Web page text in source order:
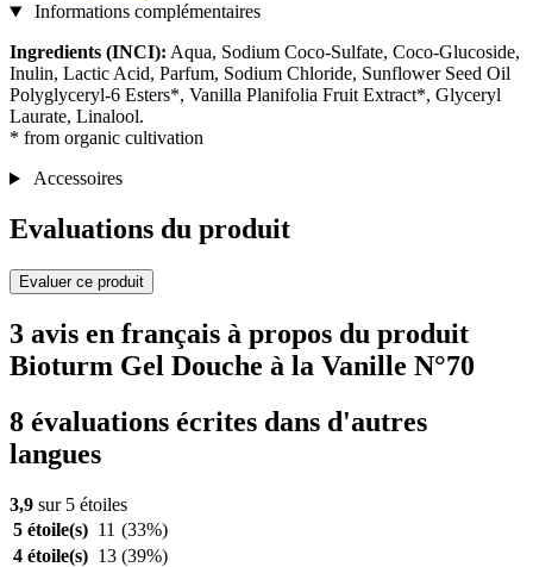
Informations complémentaires
Ingredients (INCI): Aqua, Sodium Coco-Sulfate, Coco-Glucoside,
Inulin, Lactic Acid, Parfum, Sodium Chloride, Sunflower Seed Oil
Polyglyceryl-6 Esters*, Vanilla Planifolia Fruit Extract*, Glyceryl
Laurate, Linalool.
* from organic cultivation
Accessoires
Evaluations du produit
Evaluer ce produit
3 avis en français à propos du produit
Bioturm Gel Douche à la Vanille N°70
8 évaluations écrites dans d'autres
langues
3,9 sur 5 étoiles
5 étoile(s) 11 (33%)
4 étoile(s) 13 (39%)